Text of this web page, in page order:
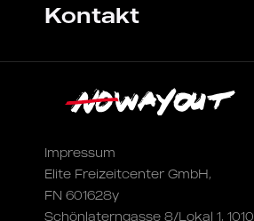
Impressum
Elite Freizeitcenter GmbH,
FN 601628y
Schönlaterngasse 8/Lokal 1, 1010
Kontakt